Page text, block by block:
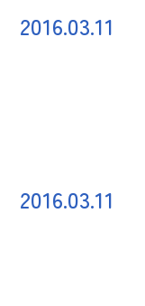
2016.03.11
2016.03.11